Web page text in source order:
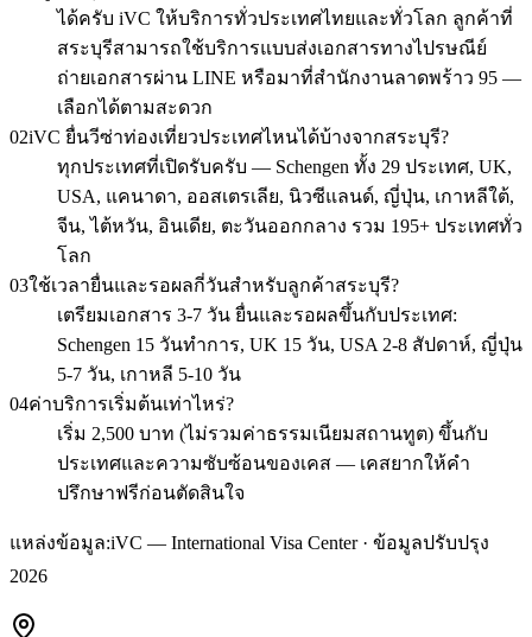
ได้ครับ iVC ให้บริการทั่วประเทศไทยและทั่วโลก ลูกค้าที่
สระบุรีสามารถใช้บริการแบบส่งเอกสารทางไปรษณีย์
ถ่ายเอกสารผ่าน LINE หรือมาที่สำนักงานลาดพร้าว 95 —
เลือกได้ตามสะดวก
02iVC ยื่นวีซ่าท่องเที่ยวประเทศไหนได้บ้างจากสระบุรี?
ทุกประเทศที่เปิดรับครับ — Schengen ทั้ง 29 ประเทศ, UK,
USA, แคนาดา, ออสเตรเลีย, นิวซีแลนด์, ญี่ปุ่น, เกาหลีใต้,
จีน, ไต้หวัน, อินเดีย, ตะวันออกกลาง รวม 195+ ประเทศทั่ว
โลก
03ใช้เวลายื่นและรอผลกี่วันสำหรับลูกค้าสระบุรี?
เตรียมเอกสาร 3-7 วัน ยื่นและรอผลขึ้นกับประเทศ:
Schengen 15 วันทำการ, UK 15 วัน, USA 2-8 สัปดาห์, ญี่ปุ่น
5-7 วัน, เกาหลี 5-10 วัน
04ค่าบริการเริ่มต้นเท่าไหร่?
เริ่ม 2,500 บาท (ไม่รวมค่าธรรมเนียมสถานทูต) ขึ้นกับ
ประเทศและความซับซ้อนของเคส — เคสยากให้คำ
ปรึกษาฟรีก่อนตัดสินใจ
แหล่งข้อมูล:iVC — International Visa Center · ข้อมูลปรับปรุง
2026